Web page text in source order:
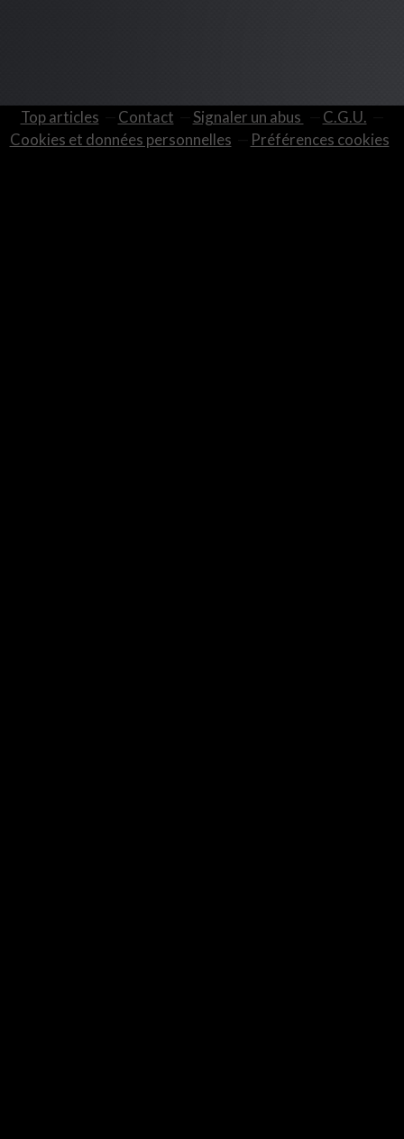
Top articles Contact Signaler un abus
C.G.U.
Cookies et données personnelles
Préférences cookies